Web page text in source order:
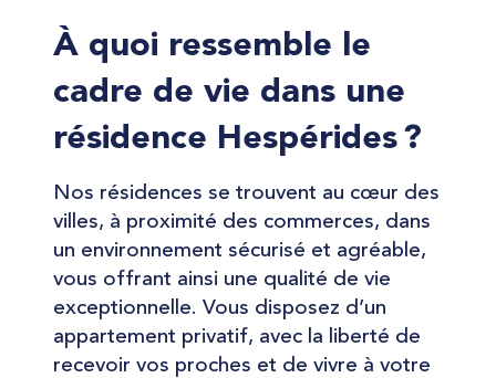
À quoi ressemble le
cadre de vie dans une
résidence Hespérides ?
Nos résidences se trouvent au cœur des
villes, à proximité des commerces, dans
un environnement sécurisé et agréable,
vous offrant ainsi une qualité de vie
exceptionnelle. Vous disposez d’un
appartement privatif, avec la liberté de
recevoir vos proches et de vivre à votre